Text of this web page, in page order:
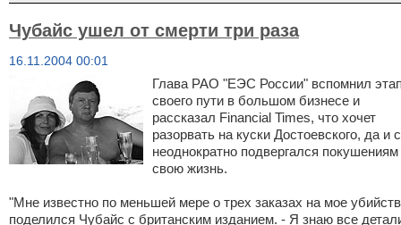
Чубайс ушел от смерти три раза
16.11.2004 00:01
Глава РАО "ЕЭС России" вспомнил
своего пути в большом бизнесе и
рассказал Financial Times, что хочет
разорвать на куски Достоевского, да и
неоднократно подвергался покушениям
свою жизнь.
"Мне известно по меньшей мере о трех заказах на мое
поделился Чубайс с британским изданием. - Я знаю все